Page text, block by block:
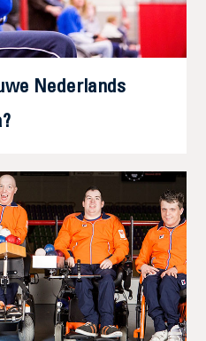
Nederlands